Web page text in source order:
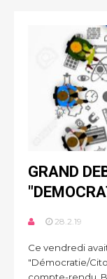
GRAND
28.2.19
Ce vendredi
"Démocratie/